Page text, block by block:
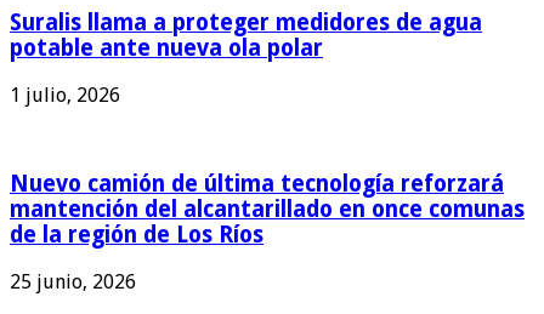
Suralis llama a proteger medidores de agua
potable ante nueva ola polar
1 julio, 2026
Nuevo camión de última tecnología reforzará
mantención del alcantarillado en once comunas
de la región de Los Ríos
25 junio, 2026